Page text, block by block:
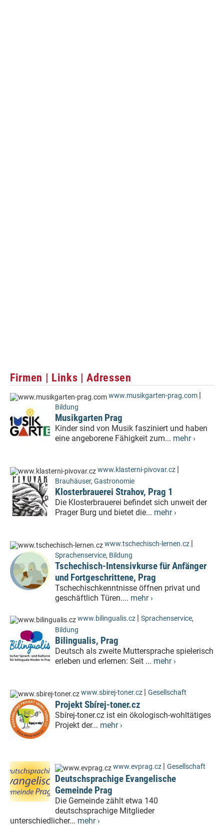
Firmen | Links | Adressen
www.musikgarten-prag.com |
Bildung
Musikgarten Prag
Kinder sind von Musik fasziniert und haben
eine angeborene Fähigkeit zum... mehr ›
www.klasterni-pivovar.cz |
Brauhäuser, Gastronomie
Klosterbrauerei Strahov, Prag 1
Die Klosterbrauerei befindet sich unweit der
Prager Burg und bietet die... mehr ›
www.tschechisch-lernen.cz |
Sprachenservice, Bildung
Tschechisch-Intensivkurse für Anfänger
und Fortgeschrittene, Prag
Tschechischkenntnisse öffnen privat und
geschäftlich Türen.... mehr ›
www.bilingualis.cz | Sprachenservice,
Bildung
Bilingualis, Prag
Deutsch als zweite Muttersprache spielerisch
erleben und erlernen: Seit ... mehr ›
www.sbirej-toner.cz | Gesellschaft
Projekt Sbírej-toner.cz
Sbírej-toner.cz ist ein ökologisch-wohltätiges
Projekt der... mehr ›
www.evprag.cz | Gesellschaft
Deutschsprachige Evangelische
Gemeinde Prag
Die Gemeinde zählt etwa 140
deutschsprachige Mitglieder
unterschiedlicher... mehr ›